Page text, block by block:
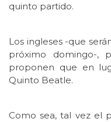
quinto partido.
Los ingleses -que
próximo domingo-,
proponen que en
Quinto Beatle.
Como sea, tal vez el